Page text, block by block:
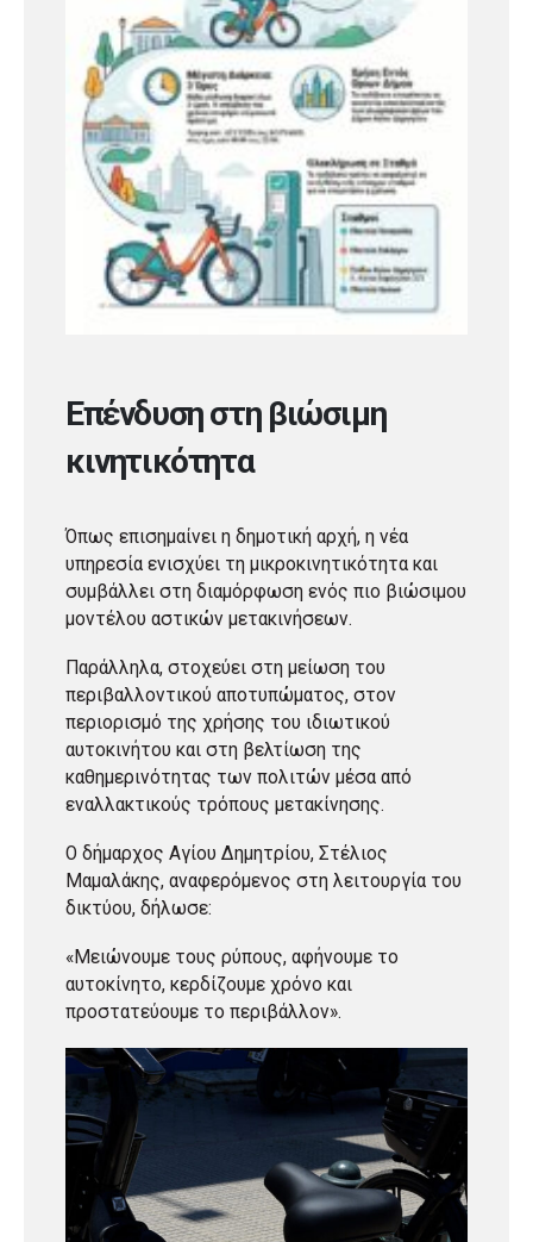
Επένδυση στη βιώσιμη
κινητικότητα
Όπως επισημαίνει η δημοτική αρχή, η νέα
υπηρεσία ενισχύει τη μικροκινητικότητα και
συμβάλλει στη διαμόρφωση ενός πιο βιώσιμου
μοντέλου αστικών μετακινήσεων.
Παράλληλα, στοχεύει στη μείωση του
περιβαλλοντικού αποτυπώματος, στον
περιορισμό της χρήσης του ιδιωτικού
αυτοκινήτου και στη βελτίωση της
καθημερινότητας των πολιτών μέσα από
εναλλακτικούς τρόπους μετακίνησης.
Ο δήμαρχος Αγίου Δημητρίου, Στέλιος
Μαμαλάκης, αναφερόμενος στη λειτουργία του
δικτύου, δήλωσε:
«Μειώνουμε τους ρύπους, αφήνουμε το
αυτοκίνητο, κερδίζουμε χρόνο και
προστατεύουμε το περιβάλλον».